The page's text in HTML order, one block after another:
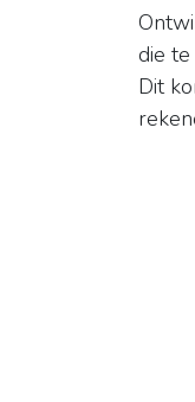
die
Dit